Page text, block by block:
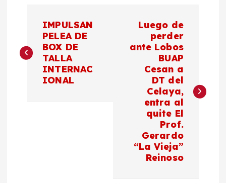
a
v
IMPULSAN
PELEA DE
BOX DE
TALLA
INTERNAC
IONAL
Luego de
perder
ante Lobos
BUAP
Cesan a
DT del
Celaya,
entra al
quite El
Prof.
Gerardo
“La Vieja”
Reinoso